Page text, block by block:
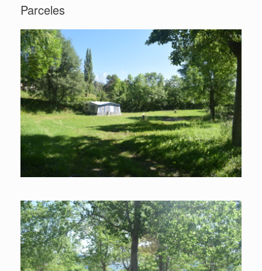
Parceles